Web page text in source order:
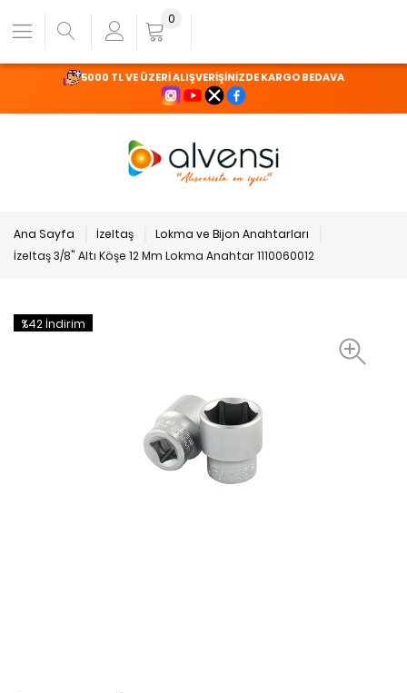
5000 TL VE ÜZERİ ALIŞVERİŞİNİZDE KARGO BEDAVA
0
Ana Sayfa İzeltaş
Lokma ve Bijon Anahtarları
İzeltaş 3/8" Altı Köşe 12 Mm Lokma Anahtar 1110060012
%42 İndirim